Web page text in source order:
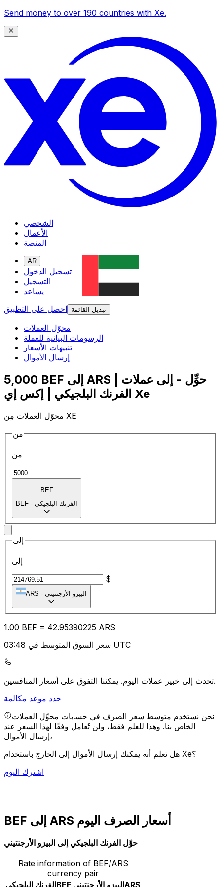
Send money to over 190 countries with Xe.
الشخصي
الأعمال
المنصة
AR
تسجيل الدخول
التسجيل
يساعد
احصل على التطبيق
تبديل القائمة
محوّل العملات
الرسومات البيانية للعملة
تنبيهات الأسعار
إرسال الأموال
5,000 BEF إلى ARS | حوِّل - إلى عملات
الفرنك البلجيكي | إكس إي Xe
محوّل العملات مِن XE
من
من
BEF
BEF - الفرنك البلجيكي
إلى
إلى
$
ARS - البيزو الأرجنتيني
1.00 BEF = 42.95390225 ARS
سعر السوق المتوسط في 03:48 UTC
تحدث إلى خبير عملات اليوم.يمكننا التفوق على أسعار المنافسين.
حدد موعد مكالمة
نحن نستخدم متوسط سعر الصرف في حسابات محوِّل العملات
الخاص بنا. وهذا للعلم فقط، ولن تُعامل وفقًا لهذا السعر عند
إرسال الأموال،
هل تعلم أنه يمكنك إرسال الأموال إلى الخارج باستخدام Xe؟
اشترك اليوم
BEF إلى ARS أسعار الصرف اليوم
حوِّل الفرنك البلجيكي إلى البيزو الأرجنتيني
Rate information of BEF/ARS
currency pair
الفرنك البلجيكيBEF البيزو الأرجنتينيARS